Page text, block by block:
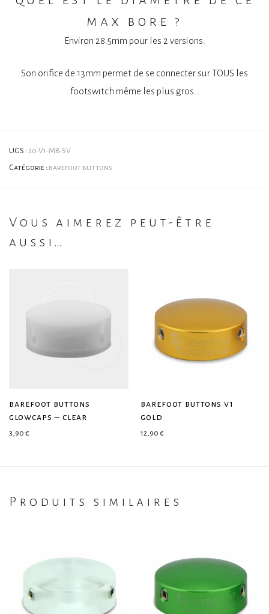
max bore ?
Environ 28.5mm pour les 2 versions.
Son orifice de 13mm permet de se connecter sur TOUS les
footswitch même les plus gros…
UGS : 20-V1-MB-SV
Catégorie : barefoot buttons
Vous aimerez peut-être
aussi…
barefoot buttons
glowcaps – clear
3,90 €
barefoot buttons v1
gold
12,90 €
Produits similaires